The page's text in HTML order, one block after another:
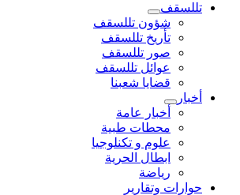
تللسقف
شؤون تللسقف
تأريخ تللسقف
صور تللسقف
عوائل تللسقف
قضايا شعبنا
أخبار
أخبار عامة
محطات طبية
علوم و تکنلوجیا
ابطال الحرية
رياضة
حوارات وتقارير